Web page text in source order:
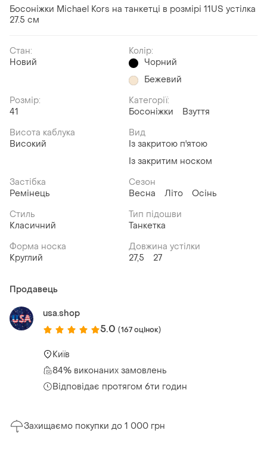
Босоніжки Michael Kors на танкетці в розмірі 11US устілка
27.5 см
Стан:
Новий
Колір:
Чорний
Бежевий
Розмір:
41
Категорії:
Босоніжки
Взуття
Висота каблука
Високий
Вид
Із закритою п'ятою
Із закритим носком
Застібка
Ремінець
Сезон
Весна
Літо
Осінь
Стиль
Класичний
Тип підошви
Танкетка
Форма носка
Круглий
Довжина устілки
27,5
27
Продавець
usa.shop
5.0 (167 оцінок)
Київ
84% виконаних замовлень
Відповідає протягом 6ти годин
Захищаємо покупки до 1 000 грн